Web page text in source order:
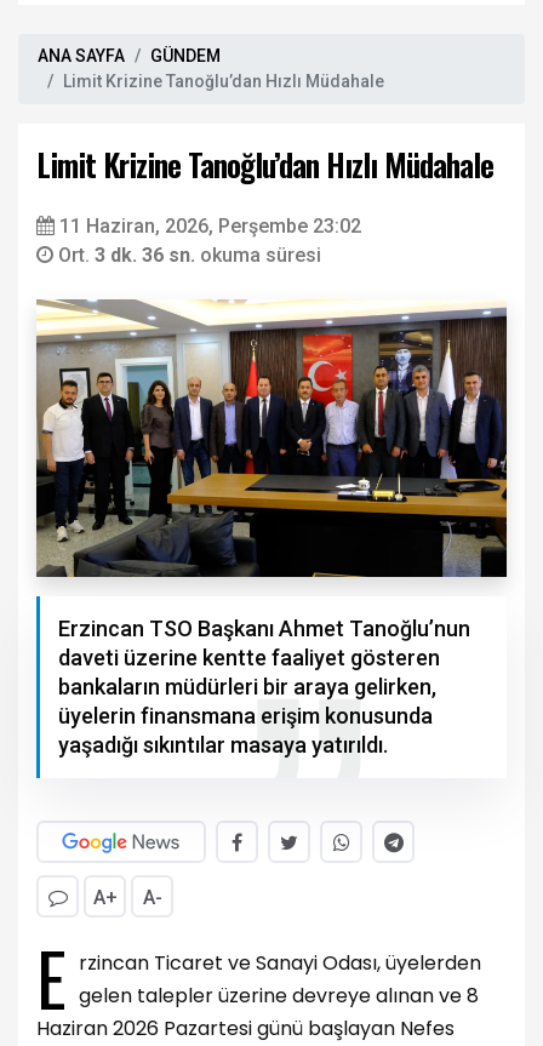
ANA SAYFA
GÜNDEM
Limit Krizine Tanoğlu’dan Hızlı Müdahale
Limit Krizine Tanoğlu’dan Hızlı Müdahale
11 Haziran, 2026, Perşembe 23:02
Ort. 3 dk. 36 sn. okuma süresi
Erzincan TSO Başkanı Ahmet Tanoğlu’nun
daveti üzerine kentte faaliyet gösteren
bankaların müdürleri bir araya gelirken,
üyelerin finansmana erişim konusunda
yaşadığı sıkıntılar masaya yatırıldı.
A+ A-
E rzincan Ticaret ve Sanayi Odası, üyelerden
gelen talepler üzerine devreye alınan ve 8
Haziran 2026 Pazartesi günü başlayan Nefes